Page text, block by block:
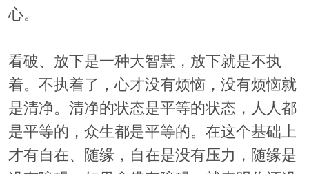
心。
看破、放下是一种大智慧，放下就是不执
着。不执着了，心才没有烦恼，没有烦恼就
是清净。清净的状态是平等的状态，人人都
是平等的，众生都是平等的。在这个基础上
才有自在、随缘，自在是没有压力，随缘是